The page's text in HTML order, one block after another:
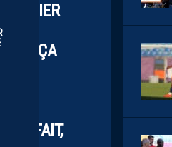
ÇA
DE FAIT,